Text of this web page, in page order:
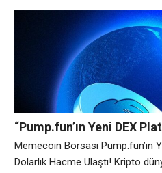
görsel oluşturma yetenekleri,
başlatarak, Studio Ghibli sanat
hızla yayılmasını sağladı. Bu
temalı memecoin’lerin
“Pump.fun’ın Yeni DEX
Milyar Dolarlık Hacme
Memecoin Borsası Pump.fun’ın
Dolarlık Hacme Ulaştı! Kripto